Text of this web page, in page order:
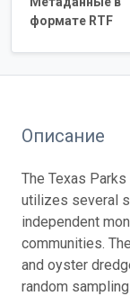
формате RTF
Описание
The Texas
utilizes several
independent
communities.
and oyster
random